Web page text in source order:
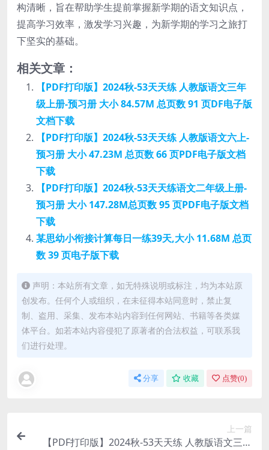
构清晰，旨在帮助学生提前掌握新学期的语文知识点，
提高学习效率，激发学习兴趣，为新学期的学习之旅打
下坚实的基础。
相关文章：
【PDF打印版】2024秋-53天天练 人教版语文三年
级上册-预习册 大小 84.57M 总页数 91 页DF电子版
文档下载
【PDF打印版】2024秋-53天天练 人教版语文六上-
预习册 大小 47.23M 总页数 66 页PDF电子版文档
下载
【PDF打印版】2024秋-53天天练语文二年级上册-
预习册 大小 147.28M总页数 95 页PDF电子版文档
下载
某思幼小衔接计算每日一练39天,大小 11.68M 总页
数 39 页电子版下载
声明：本站所有文章，如无特殊说明或标注，均为本站原
创发布。任何个人或组织，在未征得本站同意时，禁止复
制、盗用、采集、发布本站内容到任何网站、书籍等各类媒
体平台。如若本站内容侵犯了原著者的合法权益，可联系我
们进行处理。
分享 收藏 点赞(0)
上一篇
【PDF打印版】2024秋-53天天练 人教版语文三年